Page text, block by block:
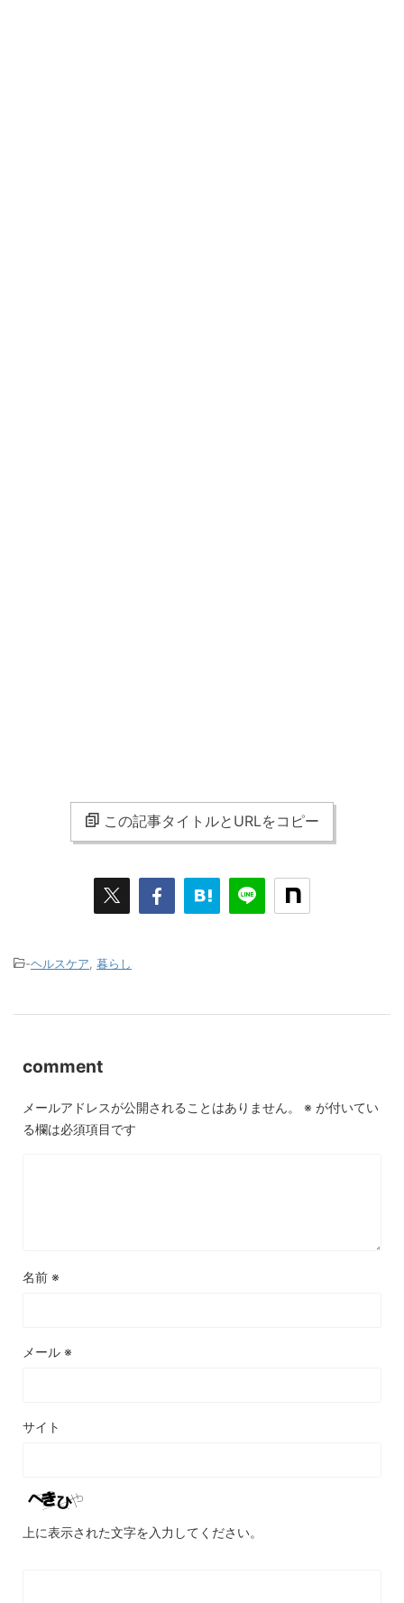
この記事タイトルとURLをコピー
-ヘルスケア 暮らし
comment
メールアドレスが公開されることはありません。 ※ が付いてい
る欄は必須項目です
名前 ※
メール ※
サイト
上に表示された文字を入力してください。